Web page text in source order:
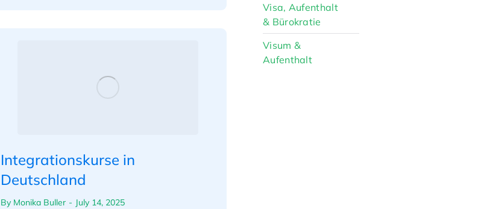
Integrationskurse in
Deutschland
By Monika Buller July 14, 2025
Visa, Aufenthalt
& Bürokratie
Visum &
Aufenthalt